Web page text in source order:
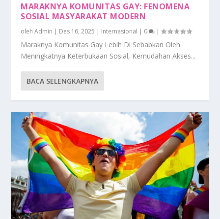
MARAKNYA KOMUNITAS GAY: FENOMENA
SOSIAL MASYARAKAT MODERN
olehAdmin | Des 16, 2025 | Internasional | 0 |
Maraknya Komunitas Gay Lebih Di Sebabkan Oleh
Meningkatnya Keterbukaan Sosial, Kemudahan Akses...
BACA SELENGKAPNYA